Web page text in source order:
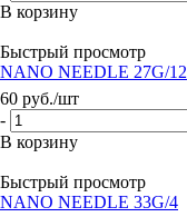
В корзину
Быстрый просмотр
NANO NEEDLE 27G/12
60 руб./шт
-
В корзину
Быстрый просмотр
NANO NEEDLE 33G/4